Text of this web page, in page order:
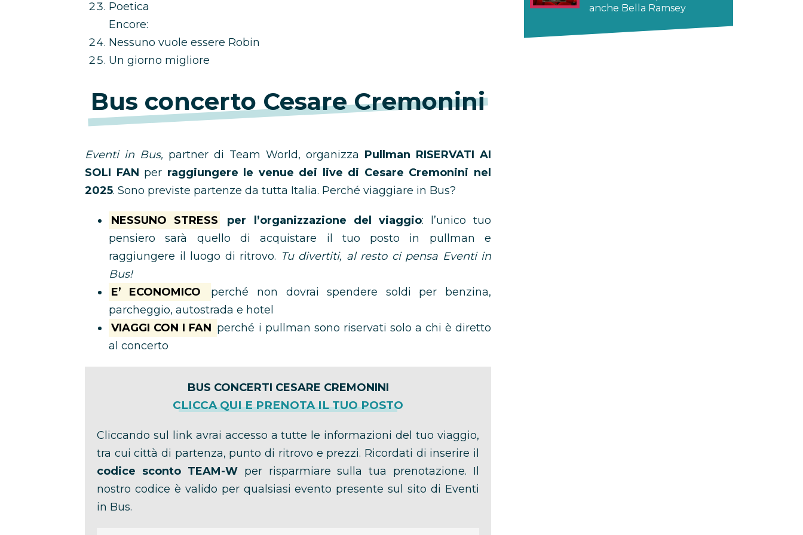
Poetica
Encore:
Nessuno vuole essere Robin
Un giorno migliore
Bus concerto Cesare Cremonini
Eventi in Bus, partner di Team World, organizza Pullman RISERVATI AI
SOLI FAN per raggiungere le venue dei live di Cesare Cremonini nel
2025. Sono previste partenze da tutta Italia. Perché viaggiare in Bus?
NESSUNO STRESS per l’organizzazione del viaggio: l’unico tuo
pensiero sarà quello di acquistare il tuo posto in pullman e
raggiungere il luogo di ritrovo. Tu divertiti, al resto ci pensa Eventi in
Bus!
E’ ECONOMICO
perché non dovrai spendere soldi per benzina,
parcheggio, autostrada e hotel
VIAGGI CON I FAN perché i pullman sono riservati solo a chi è diretto
al concerto
BUS CONCERTI CESARE CREMONINI
CLICCA QUI E PRENOTA IL TUO POSTO
Cliccando sul link avrai accesso a tutte le informazioni del tuo viaggio,
tra cui città di partenza, punto di ritrovo e prezzi. Ricordati di inserire il
codice sconto TEAM-Wper risparmiare sulla tua prenotazione. Il
nostro codice è valido per qualsiasi evento presente sul sito di Eventi
in Bus.
anche Bella Ramsey